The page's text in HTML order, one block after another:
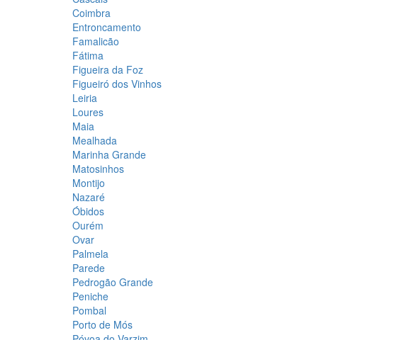
Coimbra
Entroncamento
Famalicão
Fátima
Figueira da Foz
Figueiró dos Vinhos
Leiria
Loures
Maia
Mealhada
Marinha Grande
Matosinhos
Montijo
Nazaré
Óbidos
Ourém
Ovar
Palmela
Parede
Pedrogão Grande
Peniche
Pombal
Porto de Mós